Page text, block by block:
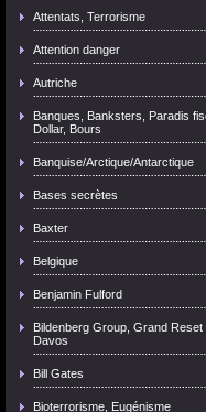
Attentats, Terrorisme
Attention danger
Autriche
Banques, Banksters, Paradis
Dollar, Bours
Banquise/Arctique/Antarctique
Bases secrètes
Baxter
Belgique
Benjamin Fulford
Bildenberg Group, Grand Reset
Davos
Bill Gates
Bioterrorisme, Eugénisme